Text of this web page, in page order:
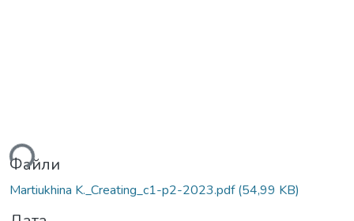
Файли
Martiukhina K._Creating_c1-p2-2023.pdf(54,99 KB)